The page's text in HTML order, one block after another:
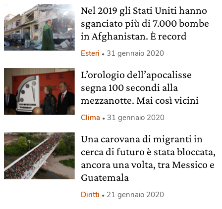
Nel 2019 gli Stati Uniti hanno
sganciato più di 7.000 bombe
in Afghanistan. È record
Esteri 31 gennaio 2020
L’orologio dell’apocalisse
segna 100 secondi alla
mezzanotte. Mai così vicini
Clima 31 gennaio 2020
Una carovana di migranti in
cerca di futuro è stata bloccata,
ancora una volta, tra Messico e
Guatemala
Diritti 21 gennaio 2020